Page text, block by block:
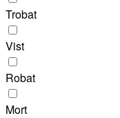
Trobat
Vist
Robat
Mort